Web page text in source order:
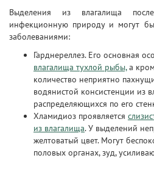
Выделения из влагалища
инфекционную природу и могут
заболеваниями:
Гарднереллез. Его основная
влагалища тухлой рыбы,а
количество неприятно
водянистой консистенции из
распределяющихся по его
Хламидиоз проявляется
из влагалища. У выделений
желтоватый цвет. Могут
половых органах, зуд,